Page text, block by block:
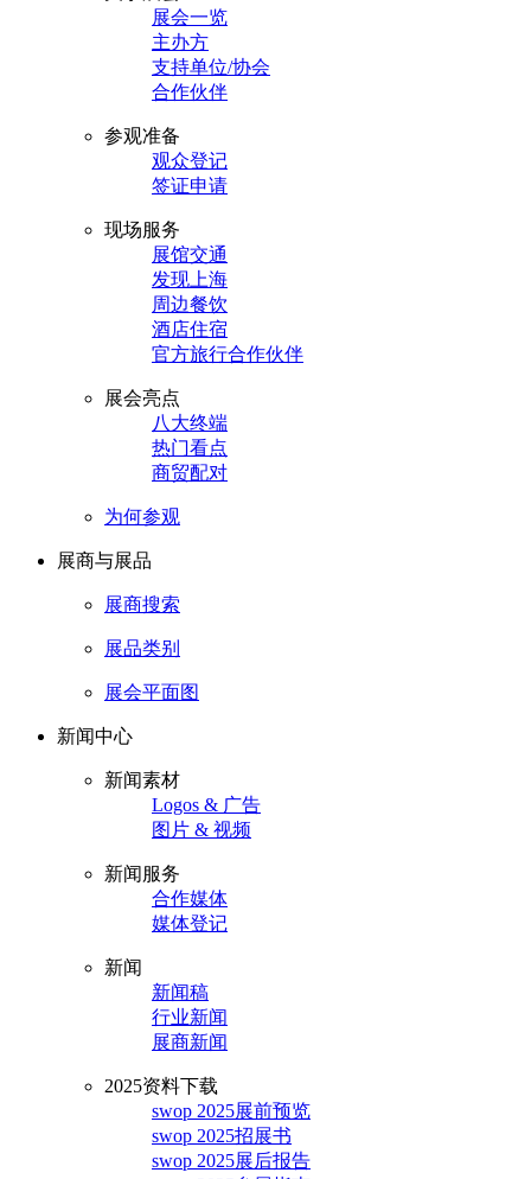
展会一览
主办方
支持单位/协会
合作伙伴
参观准备
观众登记
签证申请
现场服务
展馆交通
发现上海
周边餐饮
酒店住宿
官方旅行合作伙伴
展会亮点
八大终端
热门看点
商贸配对
为何参观
展商与展品
展商搜索
展品类别
展会平面图
新闻中心
新闻素材
Logos & 广告
图片 & 视频
新闻服务
合作媒体
媒体登记
新闻
新闻稿
行业新闻
展商新闻
2025资料下载
swop 2025展前预览
swop 2025招展书
swop 2025展后报告